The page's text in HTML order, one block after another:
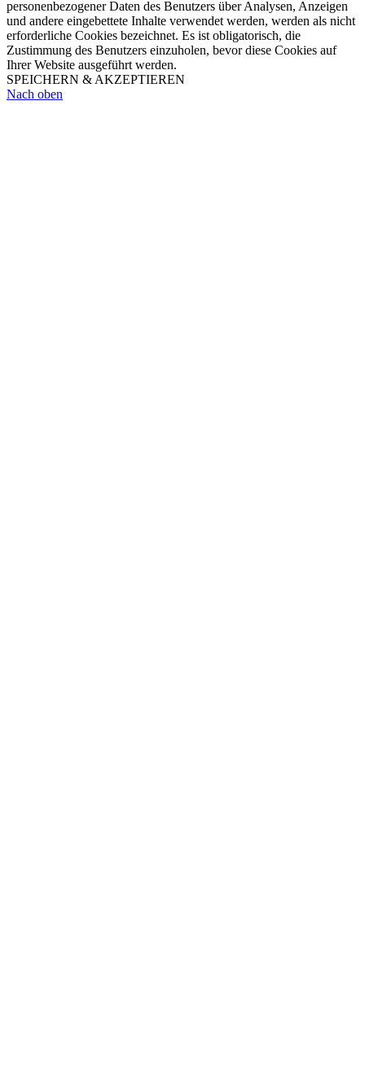
personenbezogener Daten des Benutzers über Analysen, Anzeigen
und andere eingebettete Inhalte verwendet werden, werden als nicht
erforderliche Cookies bezeichnet. Es ist obligatorisch, die
Zustimmung des Benutzers einzuholen, bevor diese Cookies auf
Ihrer Website ausgeführt werden.
SPEICHERN & AKZEPTIEREN
Nach oben